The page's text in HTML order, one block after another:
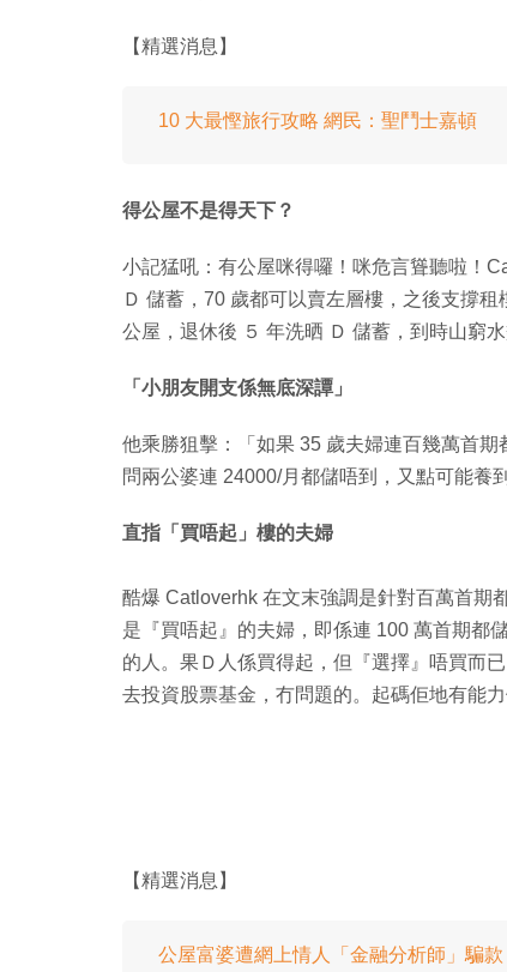
【精選消息】
10 大最慳旅行攻略 網民：聖鬥士嘉頓
得公屋不是得天下？
小記猛吼：有公屋咪得囉！咪危言聳聽啦！
Ｄ 儲蓄，70 歲都可以賣左層樓，之後支撐
公屋，退休後 ５ 年洗晒 Ｄ 儲蓄，到時山窮水
「小朋友開支係無底深譚」
他乘勝狙擊：「如果 35 歲夫婦連百幾萬首
問兩公婆連 24000/月都儲唔到，又點可能養
直指「買唔起」樓的夫婦
酷爆 Catloverhk 在文末強調是針對百萬首期
是『買唔起』的夫婦，即係連 100 萬首期都
的人。果Ｄ人係買得起，但『選擇』唔買而
去投資股票基金，冇問題的。起碼佢地有能
【精選消息】
公屋富婆遭網上情人「金融分析師」騙